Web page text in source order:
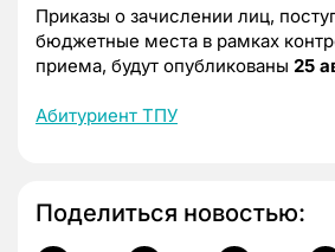
Приказы о зачислении лиц,
бюджетные места в рамках
приема, будут опубликованы 25
Абитуриент ТПУ
Поделиться новостью: